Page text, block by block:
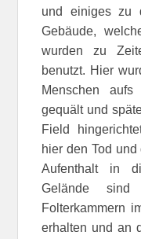
und einiges zu
Gebäude,
wurden zu
benutzt. Hier
Menschen aufs
gequält und
Field
hier den Tod
Aufenthalt in
Gelände sind
Folterkammern
erhalten und an